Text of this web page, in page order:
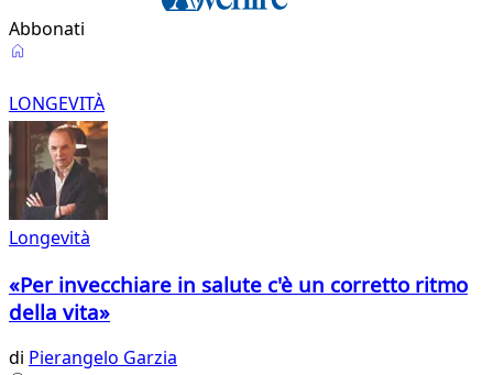
Abbonati
Longevità
LONGEVITÀ
Longevità
«Per invecchiare in salute c'è un corretto ritmo
della vita»
di Pierangelo Garzia